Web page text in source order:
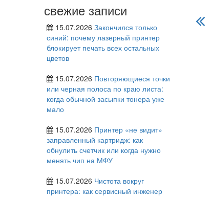
свежие записи
15.07.2026 Закончился только
синий: почему лазерный принтер
блокирует печать всех остальных
цветов
15.07.2026 Повторяющиеся точки
или черная полоса по краю листа:
когда обычной засыпки тонера уже
мало
15.07.2026 Принтер «не видит»
заправленный картридж: как
обнулить счетчик или когда нужно
менять чип на МФУ
15.07.2026 Чистота вокруг
принтера: как сервисный инженер